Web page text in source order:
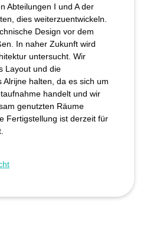
Abteilungen I und A der
dies weiterzuentwickeln.
Design vor dem
In naher Zukunft wird
untersucht. Wir
Layout und die
Alrijne halten, da es sich um
handelt und wir
genutzten Räume
Fertigstellung ist derzeit für